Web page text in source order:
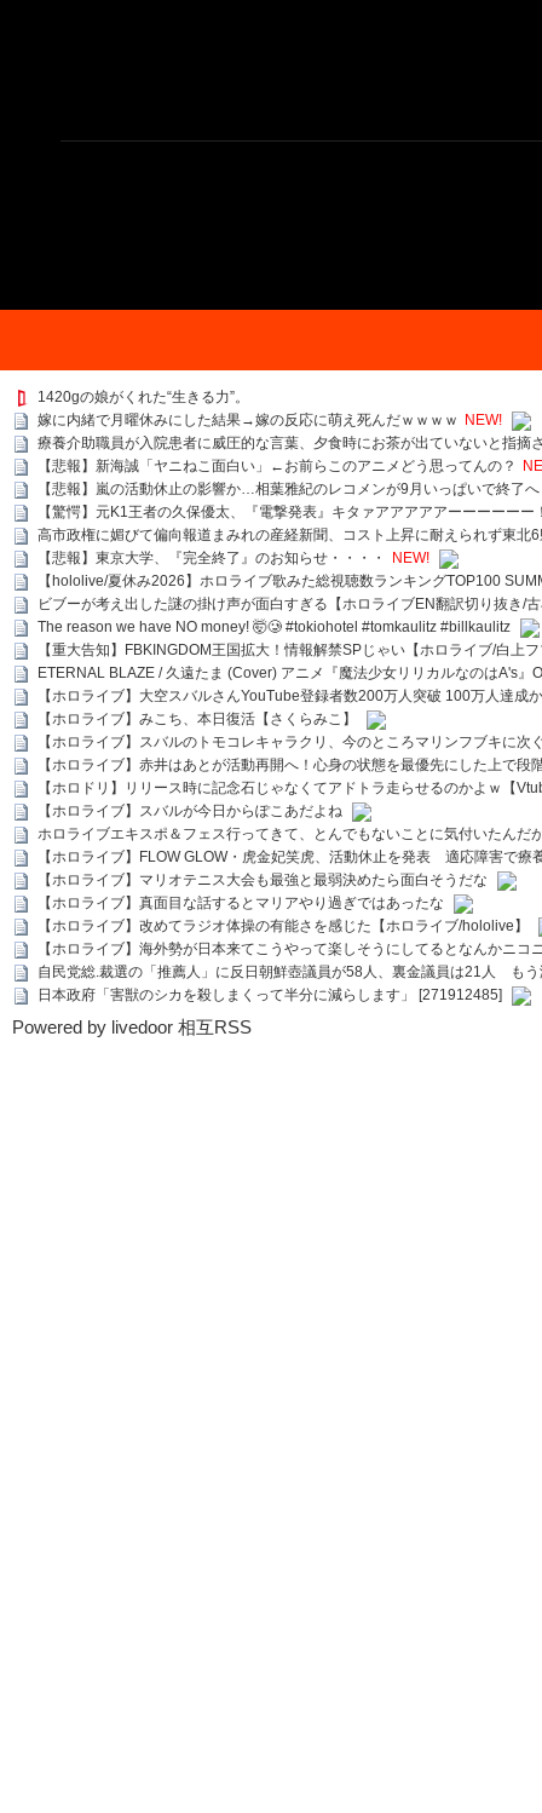
1420gの娘がくれた“生きる力”。
嫁に内緒で月曜休みにした結果→嫁の反応に萌え死んだｗｗｗｗ NEW!
療養介助職員が入院患者に威圧的な言葉、夕食時にお茶が出ていないと指摘
【悲報】新海誠「ヤニねこ面白い」←お前らこのアニメどう思ってんの？
【悲報】嵐の活動休止の影響か…相葉雅紀のレコメンが9月いっぱいで終了へ
【驚愕】元K1王者の久保優太、『電撃発表』キタァアアアアアーーーーーー
高市政権に媚びて偏向報道まみれの産経新聞、コスト上昇に耐えられず東北
【悲報】東京大学、『完全終了』のお知らせ・・・・
NEW!
【hololive/夏休み2026】ホロライブ歌みた総視聴数ランキングTOP100
ビブーが考え出した謎の掛け声が面白すぎる【ホロライブEN翻訳切り抜き/
The reason we have NO money! 🤯🥲 #tokiohotel #tomkaulitz #billkaulitz
【重大告知】FBKINGDOM王国拡大！情報解禁SPじゃい【ホロライブ/白上
ETERNAL BLAZE / 久遠たま (Cover) アニメ『魔法少女リリカルなのはA's』
【ホロライブ】大空スバルさんYouTube登録者数200万人突破 100万人達成
【ホロライブ】みこち、本日復活【さくらみこ】
【ホロライブ】スバルのトモコレキャラクリ、今のところマリンフブキに
【ホロライブ】赤井はあとが活動再開へ！心身の状態を最優先にした上で段
【ホロドリ】リリース時に記念石じゃなくてアドトラ走らせるのかよｗ【
【ホロライブ】スバルが今日からぽこあだよね
ホロライブエキスポ＆フェス行ってきて、とんでもないことに気付いたんだ
【ホロライブ】FLOW GLOW・虎金妃笑虎、活動休止を発表 適応障害で療
【ホロライブ】マリオテニス大会も最強と最弱決めたら面白そうだな
【ホロライブ】真面目な話するとマリアやり過ぎではあったな
【ホロライブ】改めてラジオ体操の有能さを感じた【ホロライブ/hololive】
【ホロライブ】海外勢が日本来てこうやって楽しそうにしてるとなんかニコ
自民党総.裁選の「推薦人」に反日朝鮮壺議員が58人、裏金議員は21人 も
日本政府「害獣のシカを殺しまくって半分に減らします」 [271912485]
Powered by livedoor 相互RSS